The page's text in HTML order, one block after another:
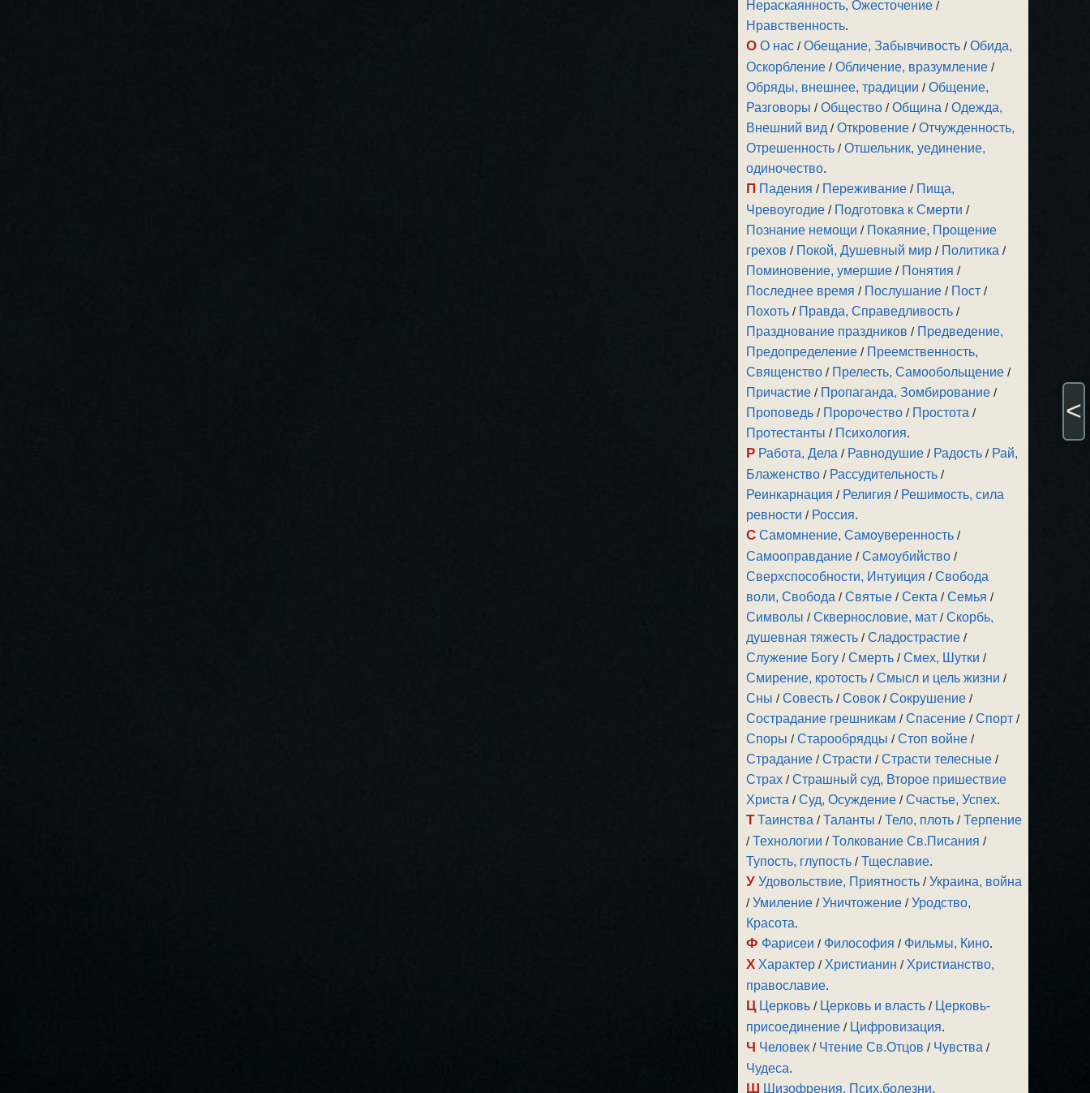
Нераскаянность, Ожесточение /
Нравственность.
О О нас /Обещание, Забывчивость /Обида,
Оскорбление /Обличение, вразумление /
Обряды, внешнее, традиции /Общение,
Разговоры /Общество /Община /Одежда,
Внешний вид /Откровение /Отчужденность,
Отрешенность /Отшельник, уединение,
одиночество.
П Падения / Переживание / Пища,
Чревоугодие / Подготовка к Смерти /
Познание немощи / Покаяние, Прощение
грехов / Покой, Душевный мир / Политика /
Поминовение, умершие / Понятия /
Последнее время / Послушание / Пост /
Похоть / Правда, Справедливость /
Празднование праздников / Предведение,
Предопределение / Преемственность,
Священство / Прелесть, Самообольщение /
Причастие / Пропаганда, Зомбирование /
Проповедь / Пророчество / Простота /
Протестанты / Психология.
Р Работа, Дела / Равнодушие / Радость / Рай,
Блаженство / Рассудительность /
Реинкарнация / Религия / Решимость, сила
ревности / Россия.
С Самомнение, Самоуверенность /
Самооправдание /Самоубийство /
Сверхспособности, Интуиция /Свобода
воли, Свобода /Святые /Секта /Семья /
Символы /Сквернословие, мат /Скорбь,
душевная тяжесть /Сладострастие /
Служение Богу /Смерть /Смех, Шутки /
Смирение, кротость /Смысл и цель жизни /
Сны /Совесть /Совок /Сокрушение /
Сострадание грешникам /Спасение /Спорт /
Споры /Старообрядцы /Стоп войне /
Страдание /Страсти /Страсти телесные /
Страх /Страшный суд, Второе пришествие
Христа /Суд, Осуждение /Счастье, Успех.
Т Таинства /Таланты /Тело, плоть /Терпение
/Технологии /Толкование Св.Писания /
Тупость, глупость /Тщеславие.
У Удовольствие, Приятность /Украина, война
/Умиление /Уничтожение /Уродство,
Красота.
Ф Фарисеи / Философия / Фильмы, Кино.
Х Характер / Христианин / Христианство,
православие.
Ц Церковь / Церковь и власть / Церковь-
присоединение / Цифровизация.
Ч Человек / Чтение Св.Отцов / Чувства /
Чудеса.
Ш Шизофрения, Псих.болезни.
<